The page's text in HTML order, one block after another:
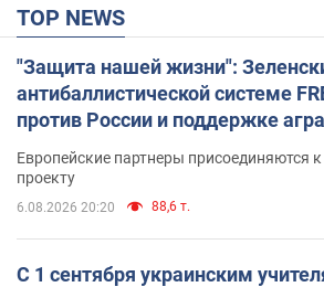
TOP NEWS
"Защита нашей жизни":
антибаллистической системе
против России и поддержке
Европейские партнеры присоединяются
проекту
6.08.2026 20:20 88,6 т.
С 1 сентября украинским